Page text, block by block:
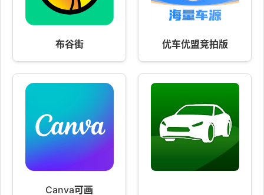
布谷街 优车优盟竞拍版
Canva可画